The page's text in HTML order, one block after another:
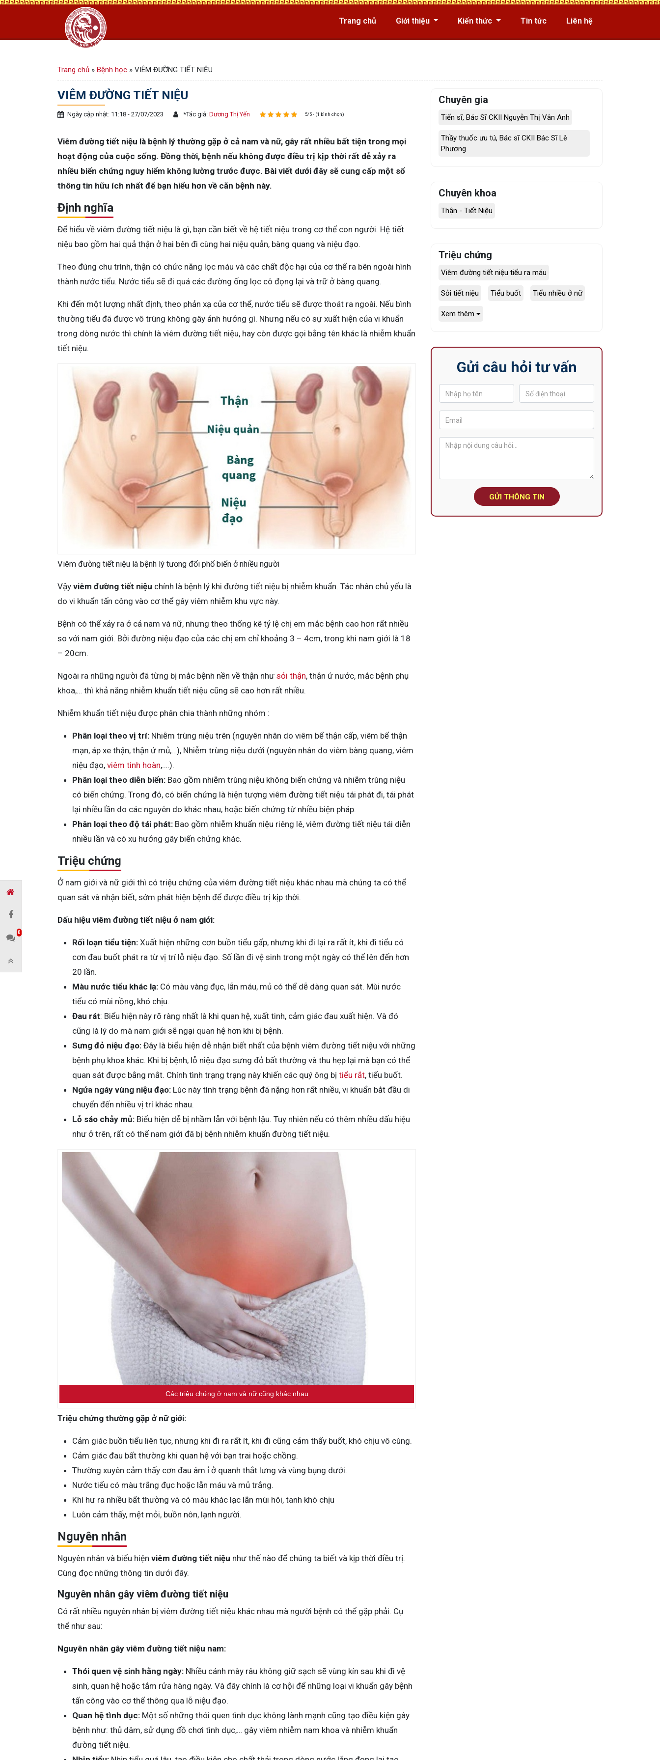
Trang chủ Giới thiệu Kiến thức Tin tức Liên hệ
Trang chủ » Bệnh học » VIÊM ĐƯỜNG TIẾT NIỆU
VIÊM ĐƯỜNG TIẾT NIỆU
Ngày cập nhật: 11:18 - 27/07/2023 *Tác giả: Dương Thị Yến 5/5 - (1 bình chọn)
Viêm đường tiết niệu là bệnh lý thường gặp ở cả nam và nữ, gây rất nhiều bất tiện trong mọi
hoạt động của cuộc sống. Đồng thời, bệnh nếu không được điều trị kịp thời rất dễ xảy ra
nhiều biến chứng nguy hiểm không lường trước được. Bài viết dưới đây sẽ cung cấp một số
thông tin hữu ích nhất để bạn hiểu hơn về căn bệnh này.
Định nghĩa
Để hiểu về viêm đường tiết niệu là gì, bạn cần biết về hệ tiết niệu trong cơ thể con người. Hệ tiết
niệu bao gồm hai quả thận ở hai bên đi cùng hai niệu quản, bàng quang và niệu đạo.
Theo đúng chu trình, thận có chức năng lọc máu và các chất độc hại của cơ thể ra bên ngoài hình
thành nước tiểu. Nước tiểu sẽ đi quá các đường ống lọc cô đọng lại và trữ ở bàng quang.
Khi đến một lượng nhất định, theo phản xạ của cơ thể, nước tiểu sẽ được thoát ra ngoài. Nếu bình
thường tiểu đã được vô trùng không gây ảnh hưởng gì. Nhưng nếu có sự xuất hiện của vi khuẩn
trong dòng nước thì chính là viêm đường tiết niệu, hay còn được gọi bằng tên khác là nhiễm khuẩn
tiết niệu.
Viêm đường tiết niệu là bệnh lý tương đối phổ biến ở nhiều người
Vậy viêm đường tiết niệu chính là bệnh lý khi đường tiết niệu bị nhiễm khuẩn. Tác nhân chủ yếu là
do vi khuẩn tấn công vào cơ thể gây viêm nhiễm khu vực này.
Bệnh có thể xảy ra ở cả nam và nữ, nhưng theo thống kê tỷ lệ chị em mắc bệnh cao hơn rất nhiều
so với nam giới. Bởi đường niệu đạo của các chị em chỉ khoảng 3 – 4cm, trong khi nam giới là 18
– 20cm.
Ngoài ra những người đã từng bị mắc bệnh nền về thận như sỏi thận, thận ứ nước, mắc bệnh phụ
khoa,… thì khả năng nhiễm khuẩn tiết niệu cũng sẽ cao hơn rất nhiều.
Nhiễm khuẩn tiết niệu được phân chia thành những nhóm :
Phân loại theo vị trí: Nhiễm trùng niệu trên (nguyên nhân do viêm bể thận cấp, viêm bể thận
mạn, áp xe thận, thận ứ mủ,…), Nhiễm trùng niệu dưới (nguyên nhân do viêm bàng quang, viêm
niệu đạo, viêm tinh hoàn,….).
Phân loại theo diễn biến: Bao gồm nhiễm trùng niệu không biến chứng và nhiễm trùng niệu
có biến chứng. Trong đó, có biến chứng là hiện tượng viêm đường tiết niệu tái phát đi, tái phát
lại nhiều lần do các nguyên do khác nhau, hoặc biến chứng từ nhiều biện pháp.
Phân loại theo độ tái phát: Bao gồm nhiễm khuẩn niệu riêng lê, viêm đường tiết niệu tái diễn
nhiều lần và có xu hướng gây biến chứng khác.
Triệu chứng
Ở nam giới và nữ giới thì có triệu chứng của viêm đường tiết niệu khác nhau mà chúng ta có thể
quan sát và nhận biết, sớm phát hiện bệnh để được điều trị kịp thời.
Dấu hiệu viêm đường tiết niệu ở nam giới:
Rối loạn tiểu tiện: Xuất hiện những cơn buồn tiểu gấp, nhưng khi đi lại ra rất ít, khi đi tiểu có
cơn đau buốt phát ra từ vị trí lỗ niệu đạo. Số lần đi vệ sinh trong một ngày có thể lên đến hơn
20 lần.
Màu nước tiểu khác lạ: Có màu vàng đục, lẫn máu, mủ có thể dễ dàng quan sát. Mùi nước
tiểu có mùi nồng, khó chịu.
Đau rát: Biểu hiện này rõ ràng nhất là khi quan hệ, xuất tinh, cảm giác đau xuất hiện. Và đó
cũng là lý do mà nam giới sẽ ngại quan hệ hơn khi bị bệnh.
Sưng đỏ niệu đạo: Đây là biểu hiện dễ nhận biết nhất của bệnh viêm đường tiết niệu với những
bệnh phụ khoa khác. Khi bị bệnh, lỗ niệu đạo sưng đỏ bất thường và thu hẹp lại mà bạn có thể
quan sát được bằng mắt. Chính tình trạng trạng này khiến các quý ông bị tiểu rắt, tiểu buốt.
Ngứa ngáy vùng niệu đạo: Lúc này tình trạng bệnh đã nặng hơn rất nhiều, vi khuẩn bắt đầu di
chuyển đến nhiều vị trí khác nhau.
Lỗ sáo chảy mủ: Biểu hiện dễ bị nhầm lẫn với bệnh lậu. Tuy nhiên nếu có thêm nhiều dấu hiệu
như ở trên, rất có thể nam giới đã bị bệnh nhiễm khuẩn đường tiết niệu.
Các triệu chứng ở nam và nữ cũng khác nhau
Triệu chứng thường gặp ở nữ giới:
Cảm giác buồn tiểu liên tục, nhưng khi đi ra rất ít, khi đi cũng cảm thấy buốt, khó chịu vô cùng.
Cảm giác đau bất thường khi quan hệ với bạn trai hoặc chồng.
Thường xuyên cảm thấy cơn đau âm ỉ ở quanh thắt lưng và vùng bụng dưới.
Nước tiểu có màu trắng đục hoặc lẫn máu và mủ trắng.
Khí hư ra nhiều bất thường và có màu khác lạc lẫn mùi hôi, tanh khó chịu
Luôn cảm thấy, mệt mỏi, buồn nôn, lạnh người.
Nguyên nhân
Nguyên nhân và biểu hiện viêm đường tiết niệu như thế nào để chúng ta biết và kịp thời điều trị.
Cùng đọc những thông tin dưới đây.
Nguyên nhân gây viêm đường tiết niệu
Có rất nhiều nguyên nhân bị viêm đường tiết niệu khác nhau mà người bệnh có thể gặp phải. Cụ
thể như sau:
Nguyên nhân gây viêm đường tiết niệu nam:
Thói quen vệ sinh hằng ngày: Nhiều cánh mày râu không giữ sạch sẽ vùng kín sau khi đi vệ
sinh, quan hệ hoặc tắm rửa hàng ngày. Và đây chính là cơ hội để những loại vi khuẩn gây bệnh
tấn công vào cơ thể thông qua lỗ niệu đạo.
Quan hệ tình dục: Một số những thói quen tình dục không lành mạnh cũng tạo điều kiện gây
bệnh như: thủ dâm, sử dụng đồ chơi tình dục,… gây viêm nhiễm nam khoa và nhiễm khuẩn
đường tiết niệu.
Chuyên gia
Tiến sĩ, Bác Sĩ CKII Nguyễn Thị Vân Anh
Thầy thuốc ưu tú, Bác sĩ CKII Bác Sĩ Lê
Phương
Chuyên khoa
Thận - Tiết Niệu
Triệu chứng
Viêm đường tiết niệu tiểu ra máu
Sỏi tiết niệu Tiểu buốt Tiểu nhiều ở nữ
Xem thêm
Gửi câu hỏi tư vấn
GỬI THÔNG TIN
0